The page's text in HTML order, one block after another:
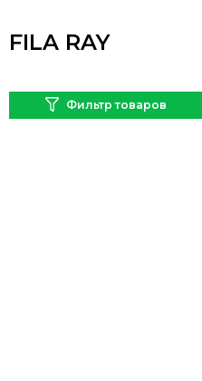
FILA RAY
Фильтр товаров